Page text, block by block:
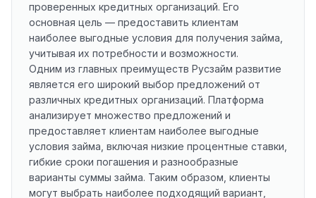
проверенных кредитных организаций. Его
основная цель — предоставить клиентам
наиболее выгодные условия для получения займа,
учитывая их потребности и возможности.
Одним из главных преимуществ Русзайм развитие
является его широкий выбор предложений от
различных кредитных организаций. Платформа
анализирует множество предложений и
предоставляет клиентам наиболее выгодные
условия займа, включая низкие процентные ставки,
гибкие сроки погашения и разнообразные
варианты суммы займа. Таким образом, клиенты
могут выбрать наиболее подходящий вариант,